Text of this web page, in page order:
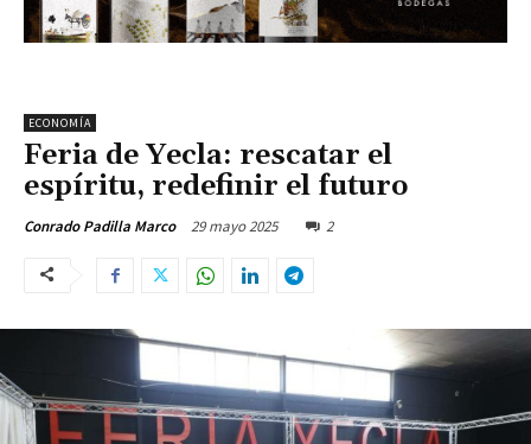
ECONOMÍA
Feria de Yecla: rescatar el
espíritu, redefinir el futuro
Conrado Padilla Marco 29 mayo 2025 2